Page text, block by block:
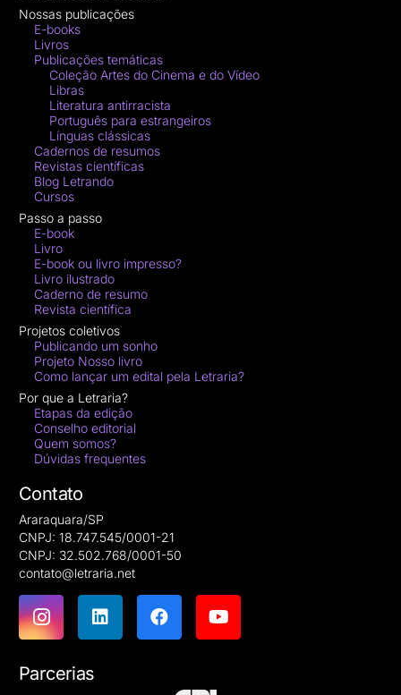
Nossas publicações
E-books
Livros
Publicações temáticas
Coleção Artes do Cinema e do Vídeo
Libras
Literatura antirracista
Português para estrangeiros
Línguas clássicas
Cadernos de resumos
Revistas científicas
Blog Letrando
Cursos
Passo a passo
E-book
Livro
E-book ou livro impresso?
Livro ilustrado
Caderno de resumo
Revista científica
Projetos coletivos
Publicando um sonho
Projeto Nosso livro
Como lançar um edital pela Letraria?
Por que a Letraria?
Etapas da edição
Conselho editorial
Quem somos?
Dúvidas frequentes
Contato
Araraquara/SP
CNPJ: 18.747.545/0001-21
CNPJ: 32.502.768/0001-50
contato@letraria.net
Parcerias